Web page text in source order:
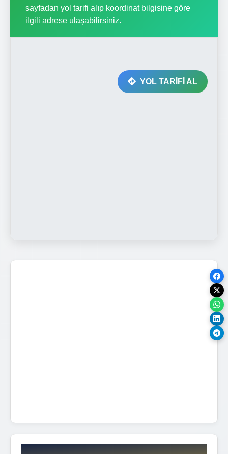
sayfadan yol tarifi alıp koordinat bilgisine göre
ilgili adrese ulaşabilirsiniz.
YOL TARİFİ AL